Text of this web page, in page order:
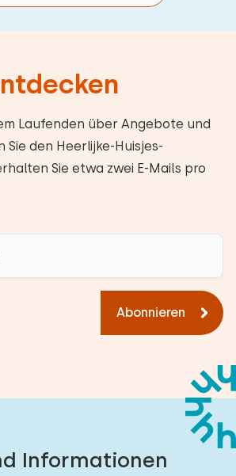
Laufenden über Angebote und
Sie den Heerlijke-Huisjes-
Sie etwa zwei E-Mails pro
Abonnieren
Informationen